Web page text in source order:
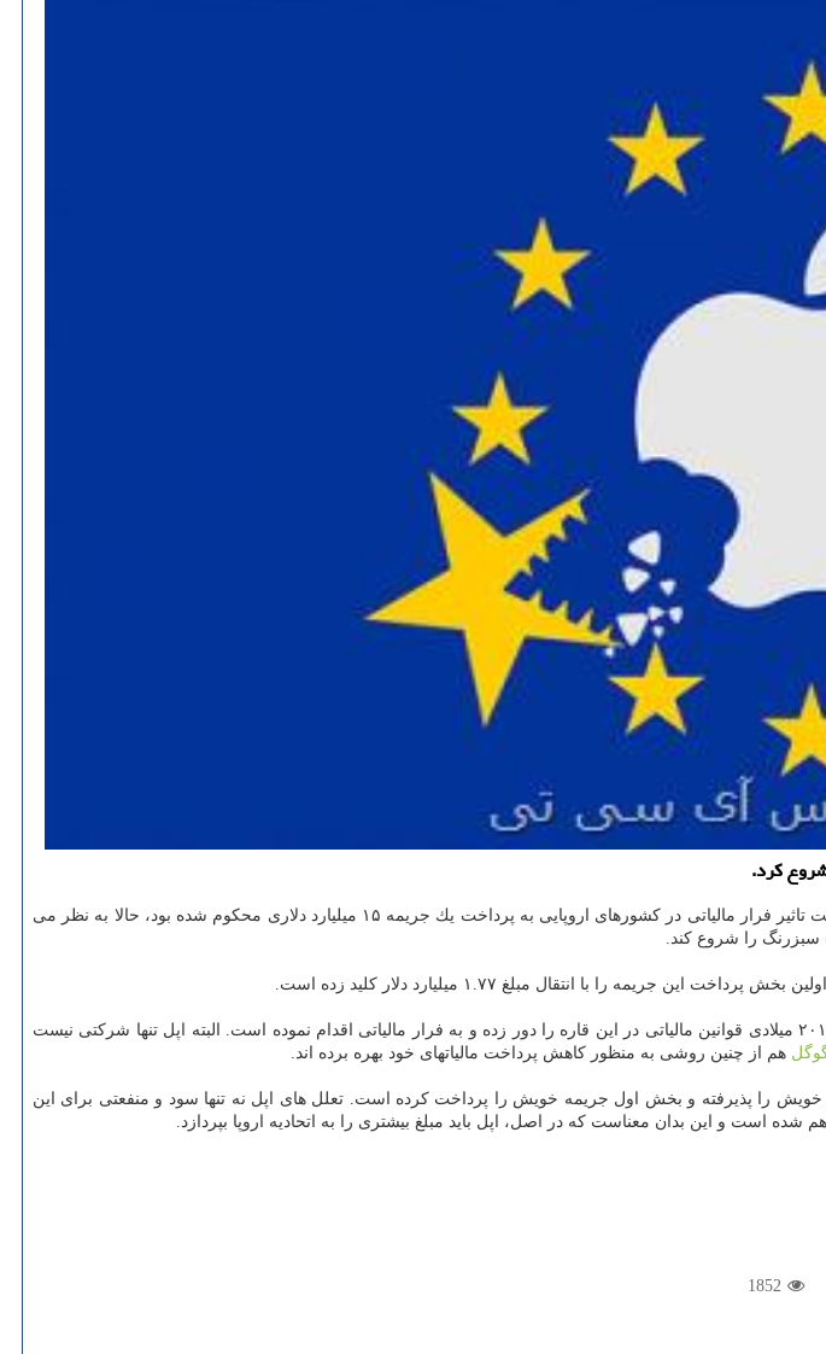
اپل كه مدت ها پیش تحت تاثیر فرار مالیاتی در كشورهای اروپایی به پرداخت یك جریمه ۱۵ میلیارد دلاری محكوم شده بود، حالا به نظر می
سبزرنگ را شروع كند.
اپل از سال ۲۰۰۳ تا ۲۰۱۴ میلادی قوانین مالیاتی در این قاره را دور زده و به فرار مالیاتی اقدام نموده است. البته اپل تنها شركتی نیست
هم از چنین روشی به منظور كاهش پرداخت مالیاتهای خود بهره برده اند.
را پذیرفته و بخش اول جریمه خویش را پرداخت كرده است. تعلل های اپل نه تنها سود و منفعتی برای این
است و این بدان معناست كه در اصل، اپل باید مبلغ بیشتری را به اتحادیه اروپا بپردازد.
1852